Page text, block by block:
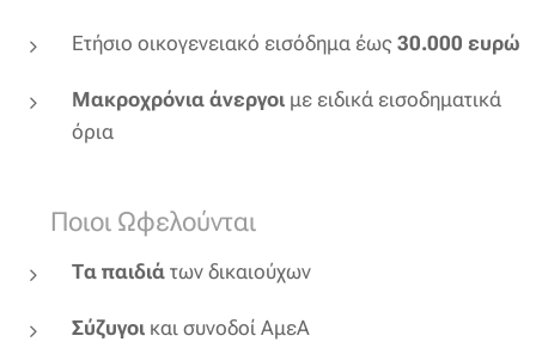
Ετήσιο οικογενειακό εισόδημα έως 30.000 ευρώ
Μακροχρόνια άνεργοι με ειδικά εισοδηματικά
όρια
👨‍👩‍👧 Ποιοι Ωφελούνται
Τα παιδιά των δικαιούχων
Σύζυγοι και συνοδοί ΑμεΑ